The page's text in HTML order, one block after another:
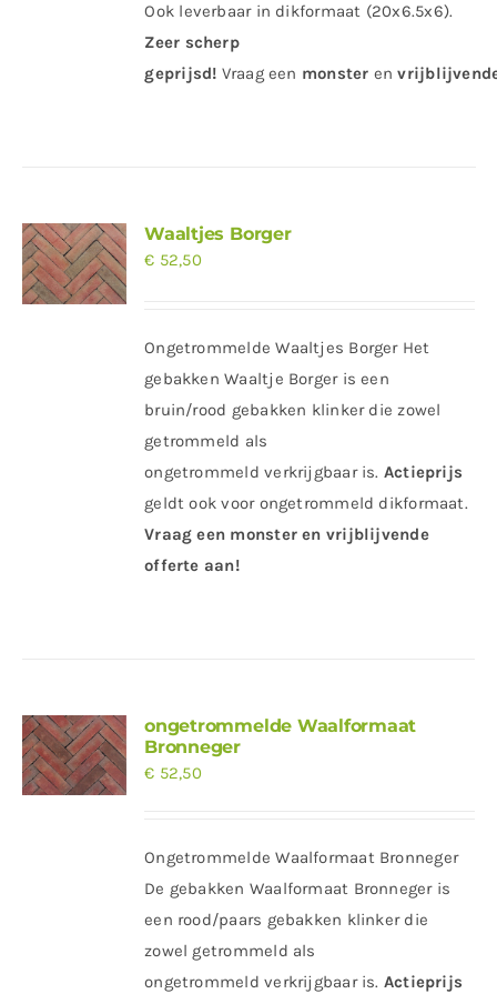
Ook leverbaar in dikformaat (20x6.5x6).
Zeer scherp
geprijsd! Vraag een monster en
Waaltjes Borger
€ 52,50
Ongetrommelde Waaltjes Borger Het
gebakken Waaltje Borger is een
bruin/rood gebakken klinker die zowel
getrommeld als
ongetrommeld verkrijgbaar is. Actieprijs
geldt ook voor ongetrommeld dikformaat.
Vraag een monster en vrijblijvende
offerte aan!
ongetrommelde Waalformaat
Bronneger
€ 52,50
Ongetrommelde Waalformaat Bronneger
De gebakken Waalformaat Bronneger is
een rood/paars gebakken klinker die
zowel getrommeld als
ongetrommeld verkrijgbaar is. Actieprijs